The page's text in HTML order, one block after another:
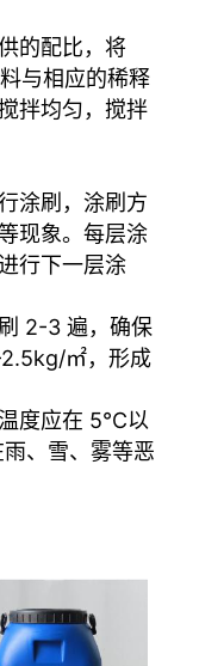
的配比，将
与相应的稀释
拌均匀，搅拌
涂刷，涂刷方
现象。每层涂
行下一层涂
2-3 遍，确保
㎡，形成
度应在 5℃以
、雪、雾等恶